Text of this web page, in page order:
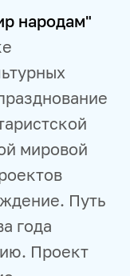
народам"
мировой
Путь
года
Проект